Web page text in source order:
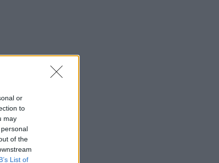
or
to
may
of the
List of